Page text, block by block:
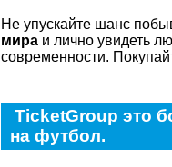
Не упускайте шанс
мира и лично увидеть
современности.
TicketGroup это
на футбол.